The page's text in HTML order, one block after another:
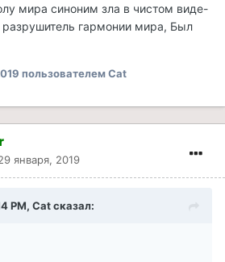
мира синоним зла в чистом виде-
разрушитель гармонии мира, Был
пользователем Cat
января, 2019
PM, Cat сказал: